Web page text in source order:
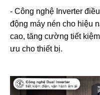
- Công nghệ Inverter
động máy nén cho hiệu
cao, tăng cường tiết
ưu cho thiết bị.